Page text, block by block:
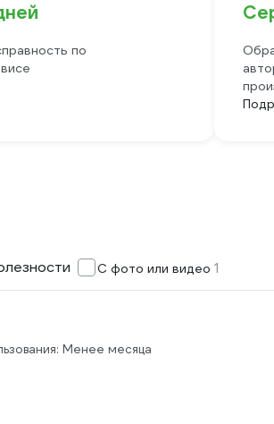
по
С фото или видео 1
Менее месяца